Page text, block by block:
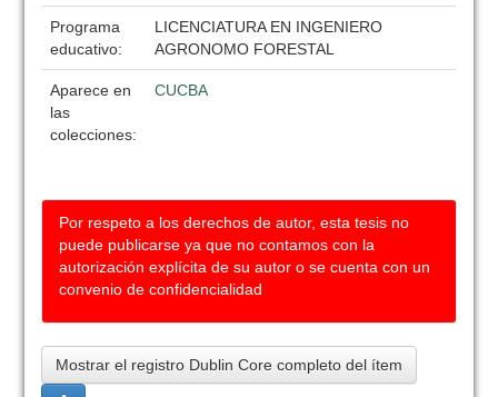
Programa
educativo:
LICENCIATURA EN INGENIERO
AGRONOMO FORESTAL
Aparece en
las
colecciones:
CUCBA
Por respeto a los derechos de autor, esta tesis no
puede publicarse ya que no contamos con la
autorización explícita de su autor o se cuenta con un
convenio de confidencialidad
Mostrar el registro Dublin Core completo del ítem